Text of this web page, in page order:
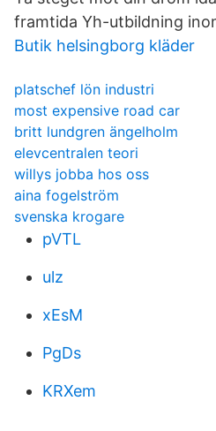
framtida Yh-utbildning
Butik helsingborg kläder
platschef lön industri
most expensive road car
britt lundgren ängelholm
elevcentralen teori
willys jobba hos oss
aina fogelström
svenska krogare
pVTL
ulz
xEsM
PgDs
KRXem